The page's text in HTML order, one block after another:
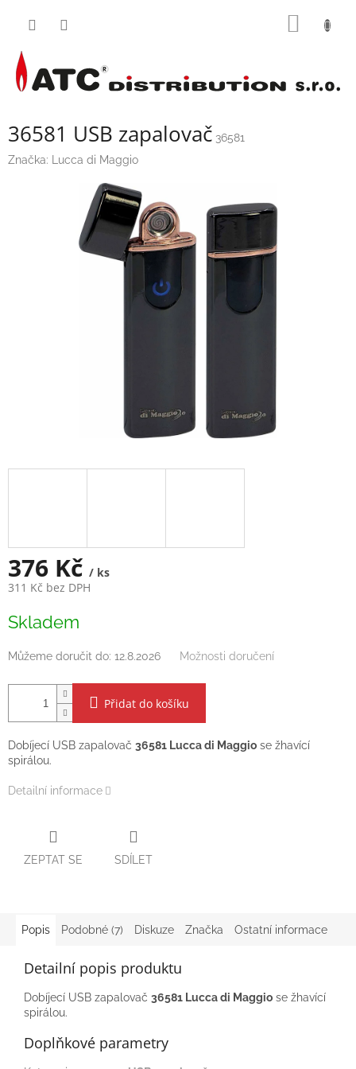
36581 USB zapalovač 36581
Značka:
Lucca di Maggio
376 Kč / ks
311 Kč bez DPH
cena:
Skladem
Můžeme doručit do: 12.8.2026 Možnosti doručení
Přidat do košíku
Dobíjecí USB zapalovač 36581 Lucca di Maggio se žhavící
spirálou.
Detailní informace
ZEPTAT SE SDÍLET
Popis Podobné (7) Diskuze Značka Ostatní informace
Detailní popis produktu
Dobíjecí USB zapalovač 36581 Lucca di Maggio se žhavící
spirálou.
Doplňkové parametry